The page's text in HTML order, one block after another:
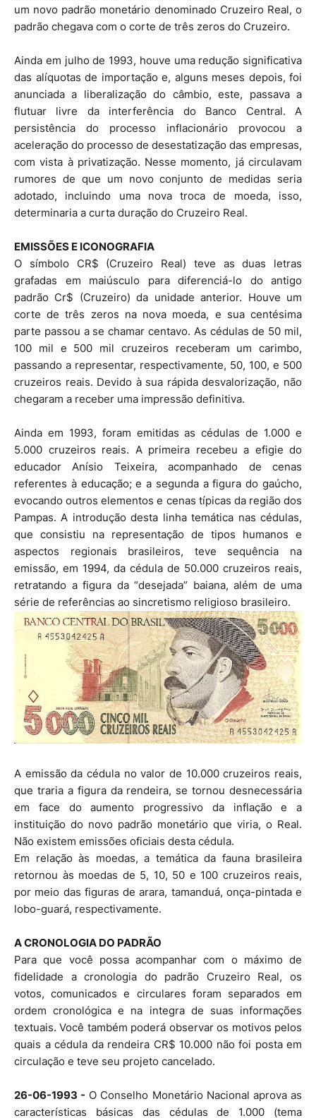
um novo padrão monetário denominado Cruzeiro Real, o
padrão chegava com o corte de três zeros do Cruzeiro.
Ainda em julho de 1993, houve uma redução significativa
das alíquotas de importação e, alguns meses depois, foi
anunciada a liberalização do câmbio, este, passava a
flutuar livre da interferência do Banco Central. A
persistência do processo inflacionário provocou a
aceleração do processo de desestatização das empresas,
com vista à privatização. Nesse momento, já circulavam
rumores de que um novo conjunto de medidas seria
adotado, incluindo uma nova troca de moeda, isso,
determinaria a curta duração do Cruzeiro Real.
EMISSÕES E ICONOGRAFIA
O símbolo CR$ (Cruzeiro Real) teve as duas letras
grafadas em maiúsculo para diferenciá-lo do antigo
padrão Cr$ (Cruzeiro) da unidade anterior. Houve um
corte de três zeros na nova moeda, e sua centésima
parte passou a se chamar centavo. As cédulas de 50 mil,
100 mil e 500 mil cruzeiros receberam um carimbo,
passando a representar, respectivamente, 50, 100, e 500
cruzeiros reais. Devido à sua rápida desvalorização, não
chegaram a receber uma impressão definitiva.
Ainda em 1993, foram emitidas as cédulas de 1.000 e
5.000 cruzeiros reais. A primeira recebeu a efigie do
educador Anísio Teixeira, acompanhado de cenas
referentes à educação; e a segunda a figura do gaúcho,
evocando outros elementos e cenas típicas da região dos
Pampas. A introdução desta linha temática nas cédulas,
que consistiu na representação de tipos humanos e
aspectos regionais brasileiros, teve sequência na
emissão, em 1994, da cédula de 50.000 cruzeiros reais,
retratando a figura da “desejada” baiana, além de uma
série de referências ao sincretismo religioso brasileiro.
A emissão da cédula no valor de 10.000 cruzeiros reais,
que traria a figura da rendeira, se tornou desnecessária
em face do aumento progressivo da inflação e a
instituição do novo padrão monetário que viria, o Real.
Não existem emissões oficiais desta cédula.
Em relação às moedas, a temática da fauna brasileira
retornou às moedas de 5, 10, 50 e 100 cruzeiros reais,
por meio das figuras de arara, tamanduá, onça-pintada e
lobo-guará, respectivamente.
A CRONOLOGIA DO PADRÃO
Para que você possa acompanhar com o máximo de
fidelidade a cronologia do padrão Cruzeiro Real, os
votos, comunicados e circulares foram separados em
ordem cronológica e na integra de suas informações
textuais. Você também poderá observar os motivos pelos
quais a cédula da rendeira CR$ 10.000 não foi posta em
circulação e teve seu projeto cancelado.
26-06-1993 - O Conselho Monetário Nacional aprova as
características básicas das cédulas de 1.000 (tema